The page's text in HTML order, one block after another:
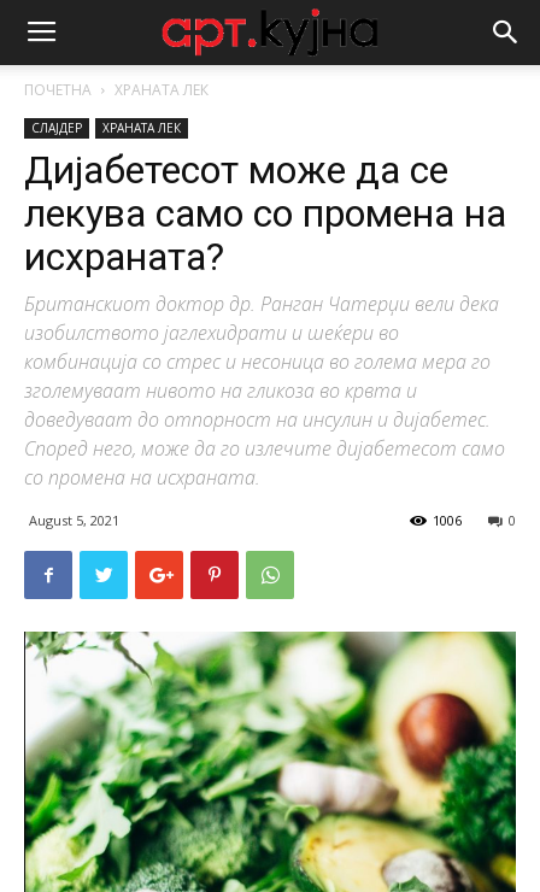
ПОЧЕТНА ХРАНАТА ЛЕК
СЛАЈДЕР ХРАНАТА ЛЕК
Дијабетесот може да се
лекува само со промена на
исхраната?
Британскиот доктор др. Ранган Чатерџи вели дека
изобилството јаглехидрати и шеќери во
комбинација со стрес и несоница во голема мера го
зголемуваат нивото на гликоза во крвта и
доведуваат до отпорност на инсулин и дијабетес.
Според него, може да го излечите дијабетесот само
со промена на исхраната.
August 5, 2021 0
1006